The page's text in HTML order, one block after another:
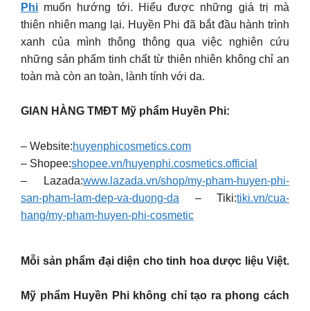
Phi muốn hướng tới. Hiểu được những giá trị mà
thiên nhiên mang lại. Huyền Phi đã bắt đầu hành trình
xanh của mình thông thông qua việc nghiên cứu
những sản phẩm tinh chất từ thiên nhiên không chỉ an
toàn mà còn an toàn, lành tính với da.
GIAN HÀNG TMĐT Mỹ phẩm Huyền Phi:
– Website:huyenphicosmetics.com
– Shopee:shopee.vn/huyenphi.cosmetics.official
– Lazada:www.lazada.vn/shop/my-pham-huyen-phi-
san-pham-lam-dep-va-duong-da – Tiki:tiki.vn/cua-
hang/my-pham-huyen-phi-cosmetic
Mỗi sản phẩm đại diện cho tinh hoa dược liệu Việt.
Mỹ phẩm Huyền Phi không chỉ tạo ra phong cách